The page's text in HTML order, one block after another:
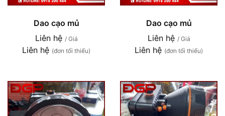
Dao cạo mủ
Liên hệ / Giá
Liên hệ (đơn tối thiểu)
Dao cạo mủ
Liên hệ / Giá
Liên hệ (đơn tối thiểu)